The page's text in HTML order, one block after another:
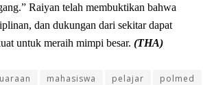
Raiyan telah membuktikan bahwa
dan dukungan dari sekitar dapat
untuk meraih mimpi besar. (THA)
mahasiswa pelajar
polmed